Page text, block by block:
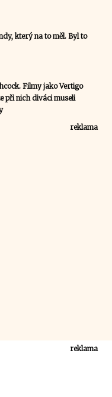
který na to měl. Byl to
Filmy jako Vertigo
při nich diváci museli
reklama
reklama